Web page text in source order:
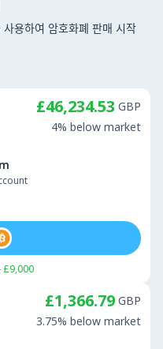
용하여 암호화폐 판매 시작
£46,234.53 GBP
4% below market
£9,000
£1,366.79 GBP
3.75% below market